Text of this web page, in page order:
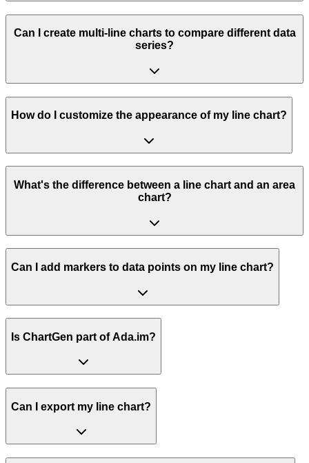
Can I create multi-line charts to compare different data
series?
How do I customize the appearance of my line chart?
What's the difference between a line chart and an area
chart?
Can I add markers to data points on my line chart?
Is ChartGen part of Ada.im?
Can I export my line chart?